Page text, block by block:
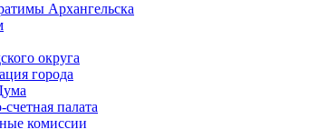
Архангельска
округа
города
палата
комиссии